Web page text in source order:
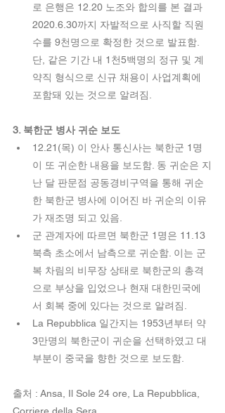
로 은행은 12.20 노조와 합의를 본 결과
2020.6.30까지 자발적으로 사직할 직원
수를 9천명으로 확정한 것으로 발표함.
단, 같은 기간 내 1천5백명의 정규 및 계
약직 형식으로 신규 채용이 사업계획에
포함돼 있는 것으로 알려짐.
3. 북한군 병사 귀순 보도
12.21(목) 이 안사 통신사는 북한군 1명
이 또 귀순한 내용을 보도함. 동 귀순은 지
난 달 판문점 공동경비구역을 통해 귀순
한 북한군 병사에 이어진 바 귀순의 이유
가 재조명 되고 있음.
군 관계자에 따르면 북한군 1명은 11.13
북측 초소에서 남측으로 귀순함. 이는 군
복 차림의 비무장 상태로 북한군의 총격
으로 부상을 입었으나 현재 대한민국에
서 회복 중에 있다는 것으로 알려짐.
La Repubblica 일간지는 1953년부터 약
3만명의 북한군이 귀순을 선택하였고 대
부분이 중국을 향한 것으로 보도함.
출처 : Ansa, Il Sole 24 ore, La Repubblica,